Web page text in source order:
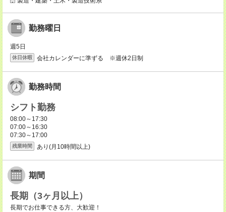
勤務曜日
週5日
休日休暇 会社カレンダーに準ずる ※週休2日制
勤務時間
シフト勤務
08:00～17:30
07:00～16:30
07:30～17:00
残業時間 あり(月10時間以上)
期間
長期（3ヶ月以上）
長期でお仕事できる方、大歓迎！